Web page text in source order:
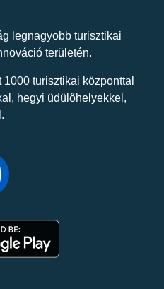
legnagyobb turisztikai
területén.
turisztikai központtal
hegyi üdülőhelyekkel,